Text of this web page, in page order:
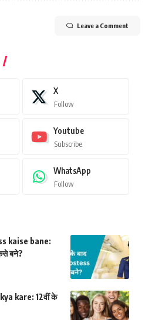
Leave a Comment
X
Follow
Youtube
Subscribe
WhatsApp
Follow
kaise bane:
बने?
kare: 12वीं के